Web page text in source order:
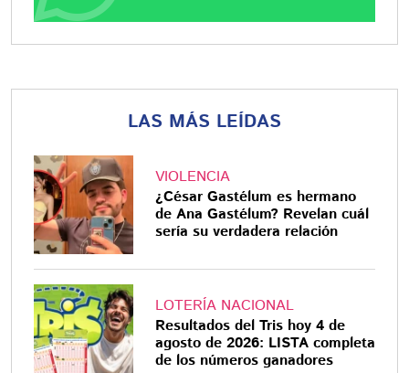
LAS MÁS LEÍDAS
VIOLENCIA
¿César Gastélum es hermano
de Ana Gastélum? Revelan cuál
sería su verdadera relación
LOTERÍA NACIONAL
Resultados del Tris hoy 4 de
agosto de 2026: LISTA completa
de los números ganadores